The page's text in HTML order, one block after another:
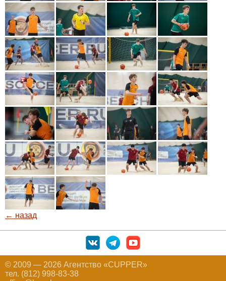
← назад
© 2009 — 2026 Агентство «CUPPER»
тел. (812) 998-83-38